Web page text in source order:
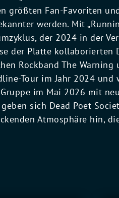
größten Fan-Favoriten
werden. Mit
der 2024 in der
der Platte kollaborierten
Rockband The
Tour im Jahr 2024 und
im Mai 2026 mit
sich Dead Poet
Atmosphäre hin,